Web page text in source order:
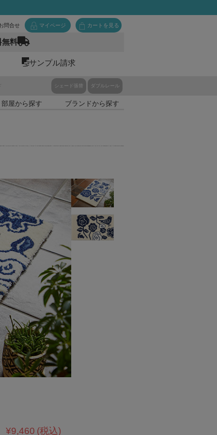
問合せ マイページ カートを見る
無料
サンプル請求
シェード張替 ダブルレール
屋から探す ブランドから探す
¥9,460 (税込)